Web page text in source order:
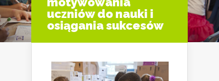
uczniów do nauki i
osiągania sukcesów